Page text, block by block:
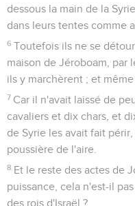
dessous la main de la
dans leurs tentes comme
6 Toutefois ils ne se
maison de Jéroboam, par
ils y marchèrent ; et
7 Car il n'avait laissé de
cavaliers et dix chars, et
de Syrie les avait fait
poussière de l'aire.
8 Et le reste des actes de
puissance, cela n'est-il
des rois d'Israël ?